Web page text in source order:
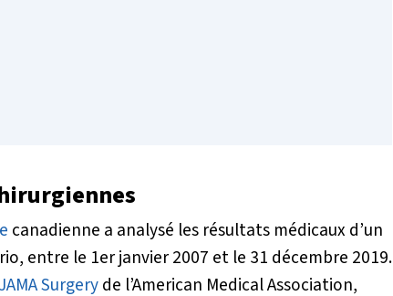
canadienne a analysé les résultats médicaux d’un
entre le 1er janvier 2007 et le 31 décembre 2019.
JAMA Surgeryde l’American Medical Association,